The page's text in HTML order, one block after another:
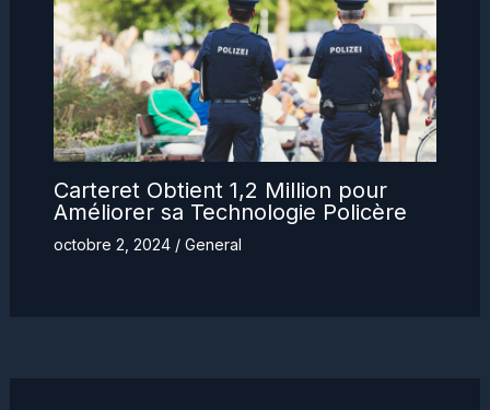
Carteret Obtient 1,2 Million pour
Améliorer sa Technologie Policère
octobre 2, 2024 / General